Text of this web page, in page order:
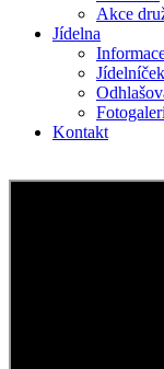
Akce
Jídelna
Jídelníček
Kontakt